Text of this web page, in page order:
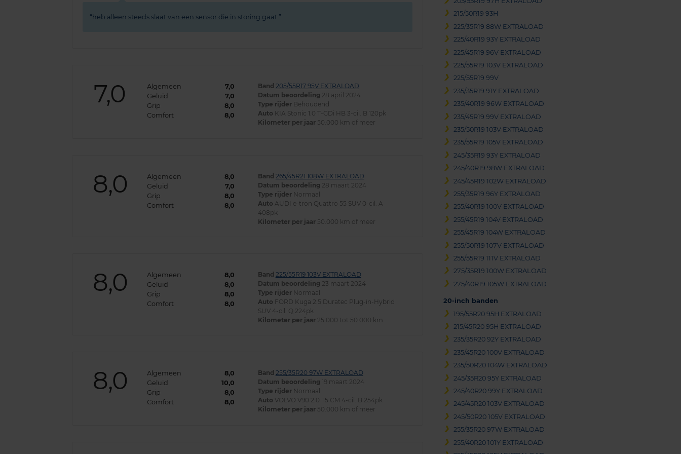
215/50R19 93H
225/35R19 88W EXTRALOAD
225/40R19 93Y EXTRALOAD
225/45R19 96V EXTRALOAD
225/55R19 103V EXTRALOAD
225/55R19 99V
235/35R19 91Y EXTRALOAD
235/40R19 96W EXTRALOAD
235/45R19 99V EXTRALOAD
235/50R19 103V EXTRALOAD
235/55R19 105V EXTRALOAD
245/35R19 93Y EXTRALOAD
245/40R19 98W EXTRALOAD
245/45R19 102W EXTRALOAD
255/35R19 96Y EXTRALOAD
255/40R19 100V EXTRALOAD
255/45R19 104V EXTRALOAD
255/45R19 104W EXTRALOAD
255/50R19 107V EXTRALOAD
255/55R19 111V EXTRALOAD
275/35R19 100W EXTRALOAD
275/40R19 105W EXTRALOAD
20-inch banden
195/55R20 95H EXTRALOAD
215/45R20 95H EXTRALOAD
235/35R20 92Y EXTRALOAD
235/45R20 100V EXTRALOAD
235/50R20 104W EXTRALOAD
245/35R20 95Y EXTRALOAD
245/40R20 99Y EXTRALOAD
245/45R20 103V EXTRALOAD
245/50R20 105V EXTRALOAD
255/35R20 97W EXTRALOAD
255/40R20 101Y EXTRALOAD
heb alleen steeds slaat van een sensor die in storing gaat.
7,0 Algemeen
7,0
Geluid
7,0
Grip
8,0
Comfort
8,0
Band 205/55R17 95V EXTRALOAD
Datum beoordeling 28 april 2024
Type rijderBehoudend
Auto KIA Stonic 1.0 T-GDi HB 3-cil. B 120pk
Kilometer per jaar50.000 km of meer
8,0 Algemeen
8,0
Geluid
7,0
Grip
8,0
Comfort
8,0
Band 265/45R21 108W EXTRALOAD
Datum beoordeling 28 maart 2024
Type rijderNormaal
Auto AUDI e-tron Quattro 55 SUV 0-cil. A
408pk
Kilometer per jaar50.000 km of meer
8,0 Algemeen
8,0
Geluid
8,0
Grip
8,0
Comfort
8,0
Band 225/55R19 103V EXTRALOAD
Datum beoordeling 23 maart 2024
Type rijderNormaal
Auto FORD Kuga 2.5 Duratec Plug-in-Hybrid
SUV 4-cil. Q 224pk
Kilometer per jaar25.000 tot 50.000 km
8,0 Algemeen
8,0
Geluid
10,0
Grip
8,0
Comfort
8,0
Band 255/35R20 97W EXTRALOAD
Datum beoordeling 19 maart 2024
Type rijderNormaal
Auto VOLVO V90 2.0 T5 CM 4-cil. B 254pk
Kilometer per jaar50.000 km of meer